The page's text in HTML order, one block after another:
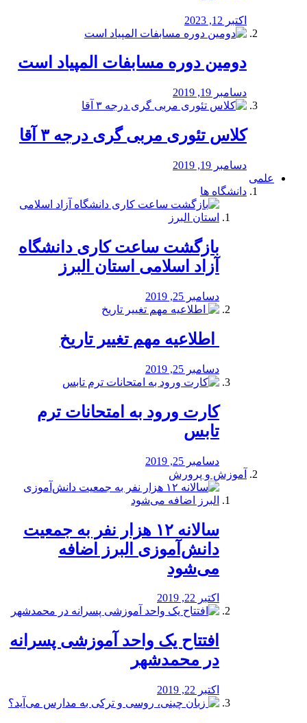
اکتبر 12, 2023
دومین دوره مسابفات المپیاد است
دسامبر 19, 2019
کلاس تئوری مربی گری درجه ۳ آقا
دسامبر 19, 2019
علمی
دانشگاه ها
بازگشت ساعت کاری دانشگاه
آزاد اسلامی استان البرز
دسامبر 25, 2019
️ اطلاعیه مهم تغییر تاریخ
دسامبر 25, 2019
کارت ورود به امتحانات ترم
تابس
دسامبر 25, 2019
آموزش و پرورش
️سالانه ۱۲ هزار نفر به جمعیت
دانش‌آموزی البرز اضافه
می‌شود
اکتبر 22, 2019
افتتاح یک واحد آموزشی پسرانه
در محمدشهر
اکتبر 22, 2019